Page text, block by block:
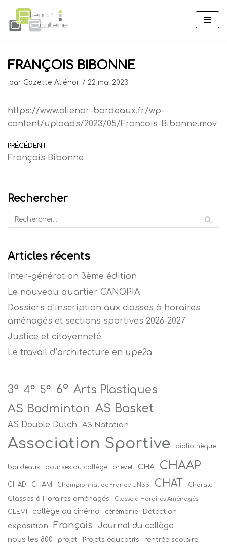
Aller
au
FRANÇOIS BIBONNE
par Gazette Aliénor 22 mai 2023
https://www.alienor-bordeaux.fr/wp-
content/uploads/2023/05/Francois-Bibonne.mov
PRÉCÉDENT
François Bibonne
Rechercher
Articles récents
Inter-génération 3ème édition
Le nouveau quartier CANOPIA
Dossiers d’inscription aux classes à horaires
aménagés et sections sportives 2026-2027
Justice et citoyenneté
Le travail d’architecture en upe2a
3° 4° 5° 6° Arts Plastiques
AS Badminton AS Basket
AS Double Dutch AS Natation
Association Sportive bibliothèque
bordeaux bourses du collège brevet CHA CHAAP
CHAD CHAM Championnat de France UNSS CHAT Chorale
Classes à Horaires aménagés Classe à Horaires Aménagés
CLEMI collège au cinéma cérémonie Détection
exposition Français Journal du collège
nous les 800 projet Projets éducatifs rentrée scolaire